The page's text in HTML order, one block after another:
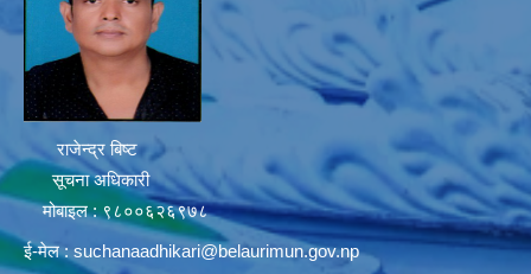
राजेन्द्र बिष्ट
सूचना अधिकारी
मोबाइल : ९८००६२६९७८
ई-मेल : suchanaadhikari@belaurimun.gov.np